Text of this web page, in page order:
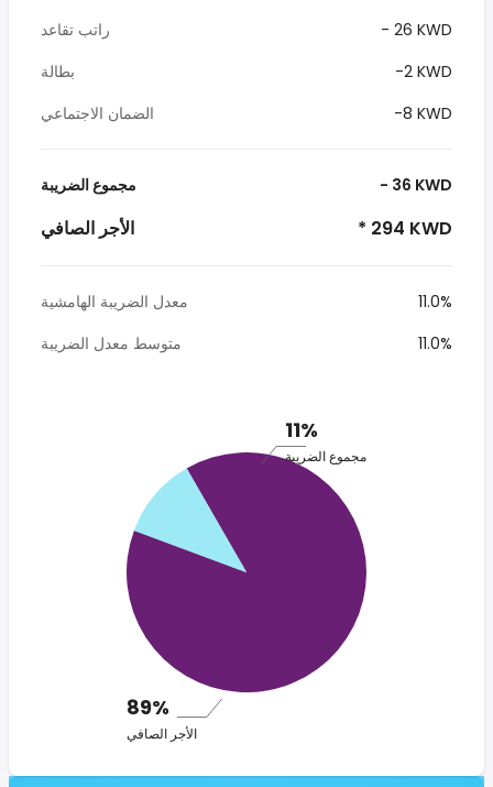
راتب تقاعد
- 26 KWD
بطالة
-2 KWD
الضمان الاجتماعي
-8 KWD
مجموع الضريبة - 36 KWD
الأجر الصافي * 294 KWD
معدل الضريبة الهامشية
11.0%
متوسط معدل الضريبة
11.0%
11%
مجموع الضريبة
89%
الأجر الصافي